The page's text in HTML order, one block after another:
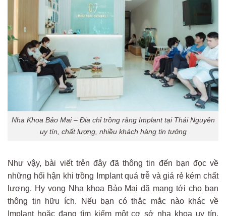
Nha Khoa Bảo Mai – Địa chỉ trồng răng Implant tại Thái Nguyên
uy tín, chất lượng, nhiều khách hàng tin tưởng
Như vậy, bài viết trên đây đã thông tin đến bạn đọc về
những hối hận khi trồng Implant quá trễ và giá rẻ kém chất
lượng. Hy vọng Nha khoa Bảo Mai đã mang tới cho bạn
thông tin hữu ích. Nếu bạn có thắc mắc nào khác về
Implant hoặc đang tìm kiếm một cơ sở nha khoa uy tín,